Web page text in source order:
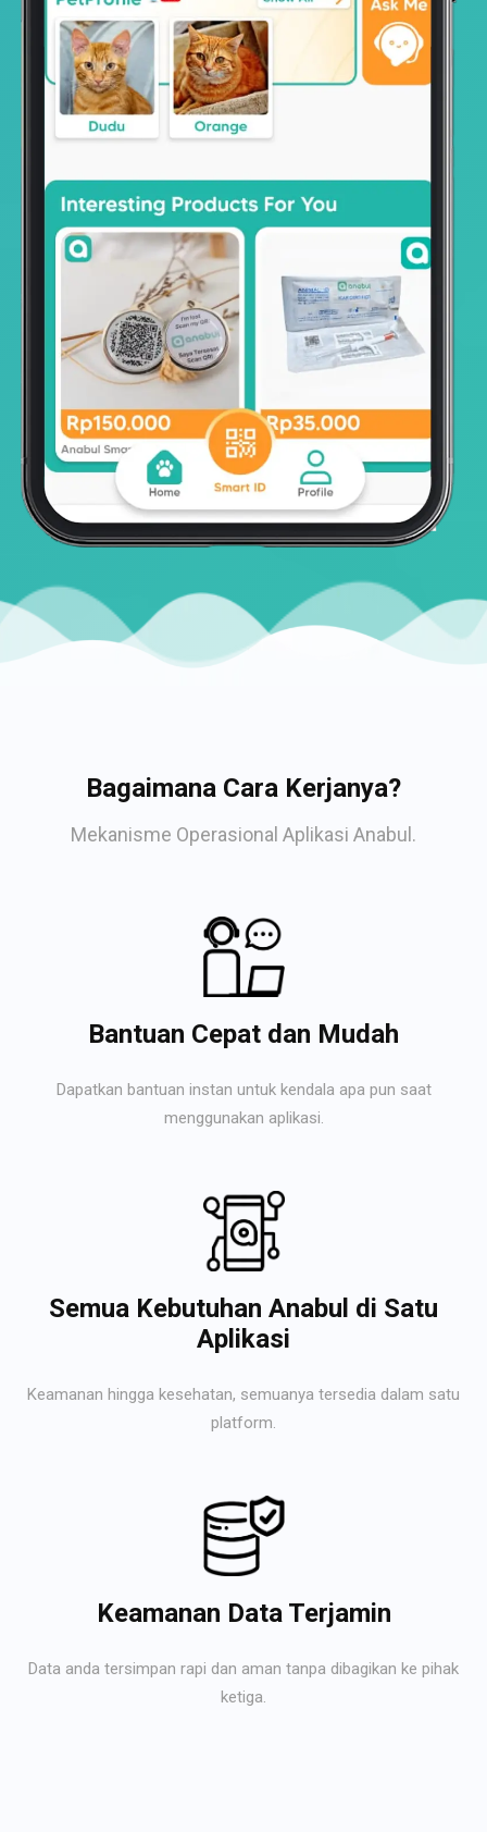
Bagaimana Cara Kerjanya?
Mekanisme Operasional Aplikasi Anabul.
Bantuan Cepat dan Mudah
Dapatkan bantuan instan untuk kendala apa pun saat
menggunakan aplikasi.
Semua Kebutuhan Anabul di Satu
Aplikasi
Keamanan hingga kesehatan, semuanya tersedia dalam satu
platform.
Keamanan Data Terjamin
Data anda tersimpan rapi dan aman tanpa dibagikan ke pihak
ketiga.